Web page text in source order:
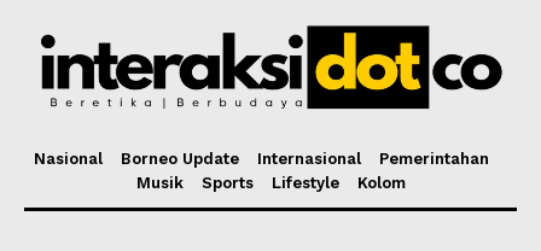
Nasional Borneo Update Internasional
Pemerintahan
Musik
Sports Lifestyle Kolom